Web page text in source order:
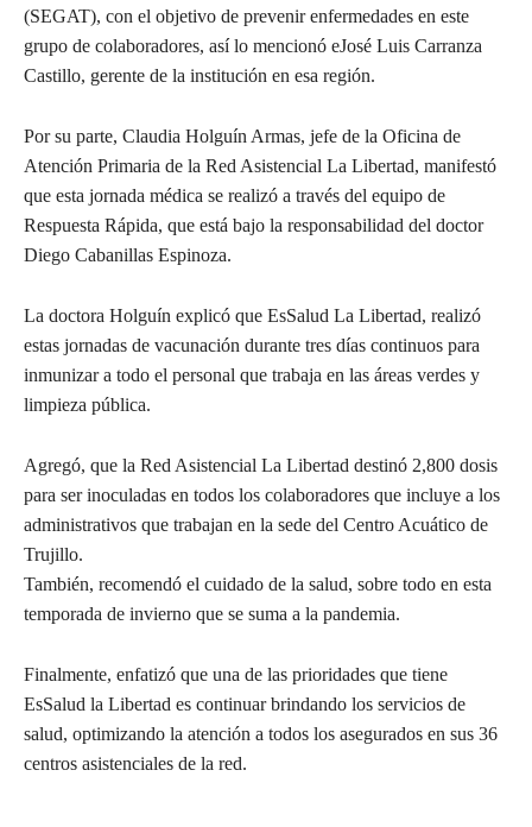
(SEGAT), con el objetivo de prevenir enfermedades en este
grupo de colaboradores, así lo mencionó eJosé Luis Carranza
Castillo, gerente de la institución en esa región.
Por su parte, Claudia Holguín Armas, jefe de la Oficina de
Atención Primaria de la Red Asistencial La Libertad, manifestó
que esta jornada médica se realizó a través del equipo de
Respuesta Rápida, que está bajo la responsabilidad del doctor
Diego Cabanillas Espinoza.
La doctora Holguín explicó que EsSalud La Libertad, realizó
estas jornadas de vacunación durante tres días continuos para
inmunizar a todo el personal que trabaja en las áreas verdes y
limpieza pública.
Agregó, que la Red Asistencial La Libertad destinó 2,800 dosis
para ser inoculadas en todos los colaboradores que incluye a los
administrativos que trabajan en la sede del Centro Acuático de
Trujillo.
También, recomendó el cuidado de la salud, sobre todo en esta
temporada de invierno que se suma a la pandemia.
Finalmente, enfatizó que una de las prioridades que tiene
EsSalud la Libertad es continuar brindando los servicios de
salud, optimizando la atención a todos los asegurados en sus 36
centros asistenciales de la red.